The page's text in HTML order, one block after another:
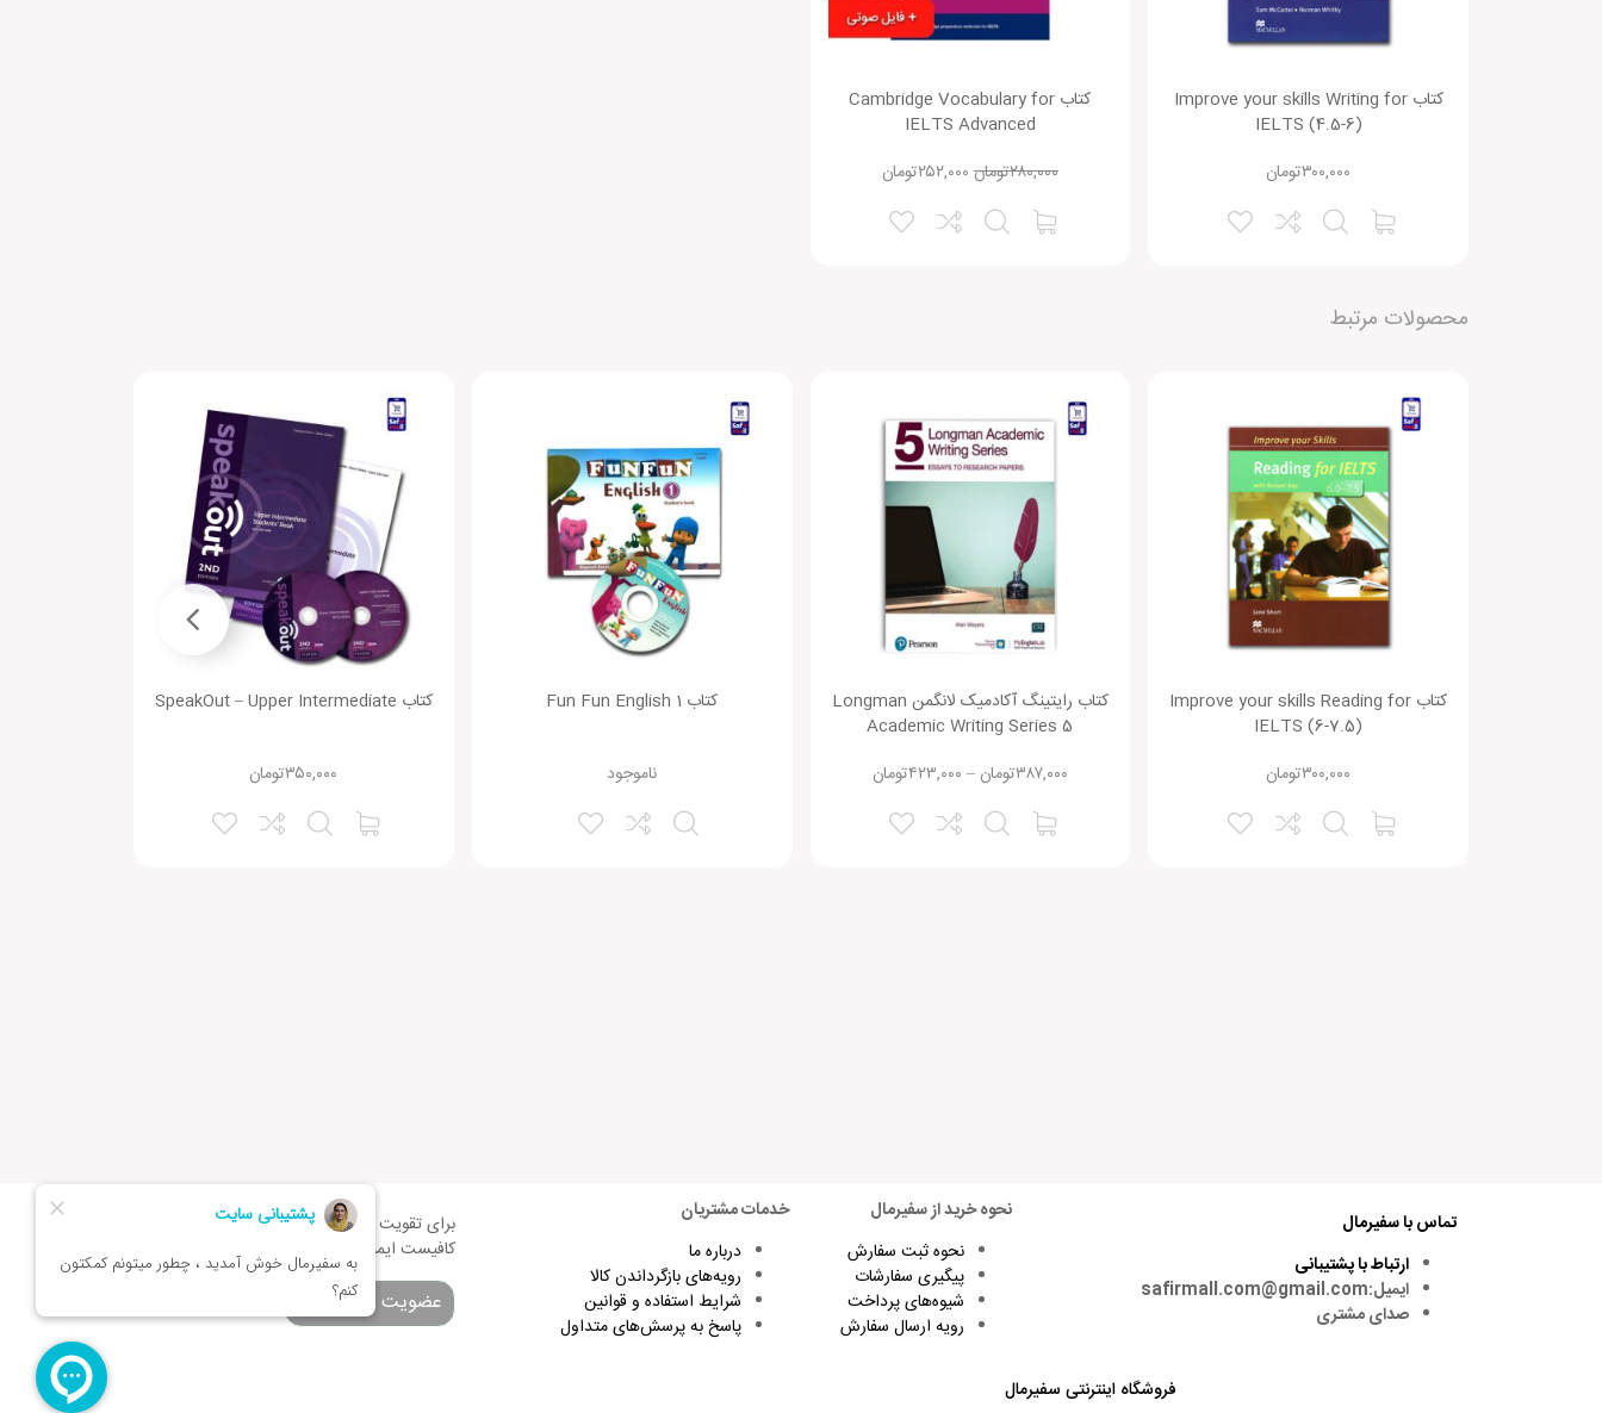
نقاط قوت:
نام شما:
ذخیره نام، ایمیل و وبسایت من در مرورگر برای زمانی که دوباره دیدگاهی می‌نویسم.
Alternative:
کتاب Improve your skills Writing for
IELTS (4.5-6)
تومان۳۰۰,۰۰۰
کتاب Cambridge Vocabulary for
IELTS Advanced
تومان۲۸۰,۰۰۰ تومان۲۵۲,۰۰۰
محصولات مرتبط
کتاب Improve your skills Reading for
IELTS (6-7.5)
تومان۳۰۰,۰۰۰
کتاب رایتینگ آکادمیک لانگمن Longman
Academic Writing Series 5
تومان۳۸۷,۰۰۰ – تومان۴۲۳,۰۰۰
کتاب Fun Fun English 1
ناموجود
کتاب SpeakOut – Upper Intermediate
تومان۳۵۰,۰۰۰
تماس با سفیرمال
ارتباط با پشتیبانی
ایمیل:safirmall.com@gmail.com
صدای مشتری
نحوه خرید از سفیرمال
نحوه ثبت سفارش
پیگیری سفارشات
شیوه‌های پرداخت
رویه ارسال سفارش
خدمات مشتریان
درباره ما
رویه‌های بازگرداندن کالا
شرایط استفاده و قوانین
پاسخ به پرسش‌های متداول
برای تقویت زبان و اطلاع از تخفیف های ویژه
کافیست ایمیلتان را وارد کنید
عضویت در خبرنامه
فروشگاه اینترنتی سفیرمال